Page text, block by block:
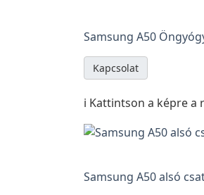
Samsung A50
Kapcsolat
ℹ️ Kattintson a képre a
Samsung A50 alsó